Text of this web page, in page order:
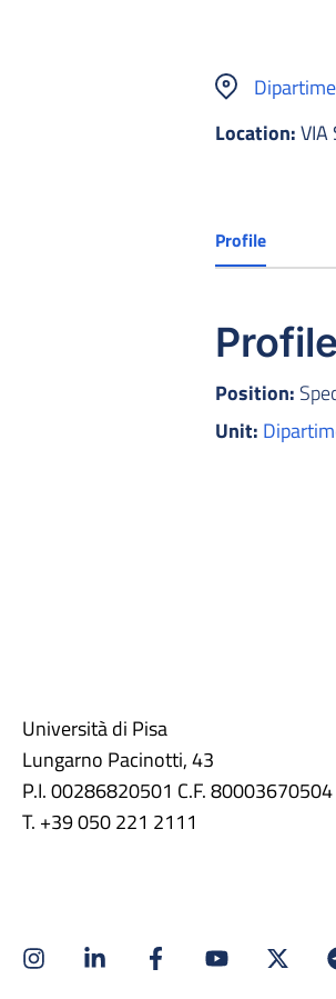
Location:VIA
Profile
Profile
Position:
Unit:
Università di Pisa
Lungarno Pacinotti, 43
P.I. 00286820501 C.F. 80003670504
T. +39 050 221 2111